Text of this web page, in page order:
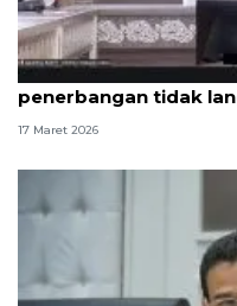
Kemenhub: Tiket
penerbangan tidak
17 Maret 2026